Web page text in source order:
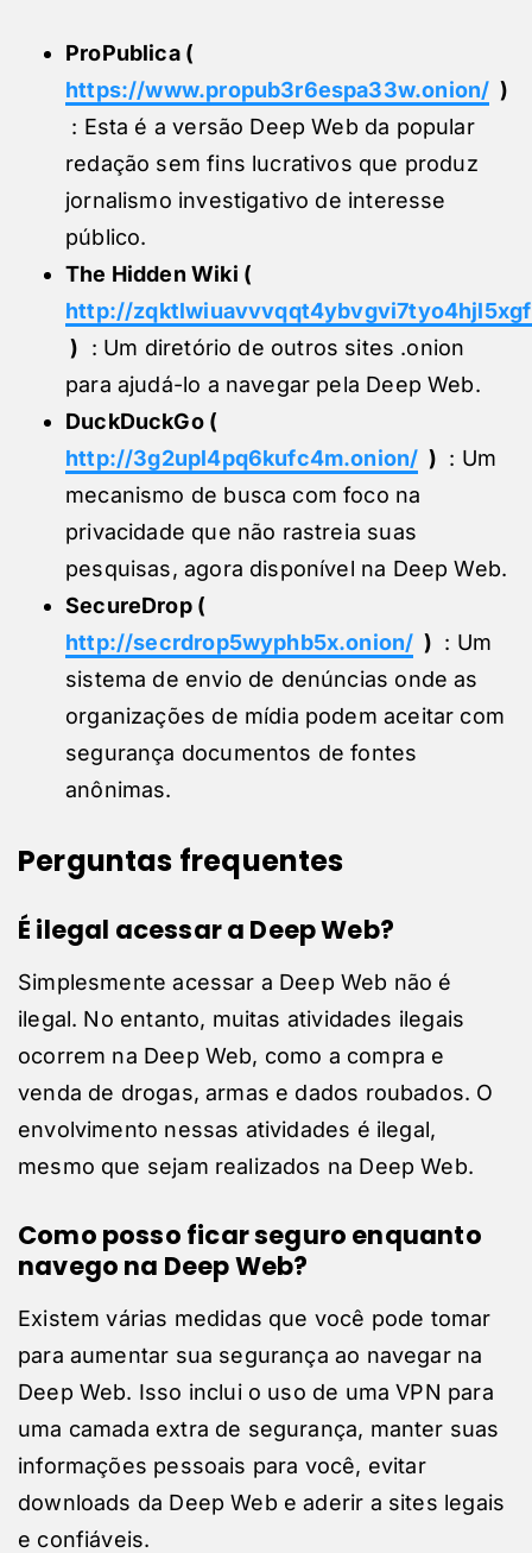
ProPublica (
https://www.propub3r6espa33w.onion/ )
: Esta é a versão Deep Web da popular
redação sem fins lucrativos que produz
jornalismo investigativo de interesse
público.
The Hidden Wiki (
http://
) : Um diretório de outros sites .onion
para ajudá-lo a navegar pela Deep Web.
DuckDuckGo (
http://3g2upl4pq6kufc4m.onion/ ) : Um
mecanismo de busca com foco na
privacidade que não rastreia suas
pesquisas, agora disponível na Deep Web.
SecureDrop (
http://secrdrop5wyphb5x.onion/ ) : Um
sistema de envio de denúncias onde as
organizações de mídia podem aceitar com
segurança documentos de fontes
anônimas.
Perguntas frequentes
É ilegal acessar a Deep Web?
Simplesmente acessar a Deep Web não é
ilegal. No entanto, muitas atividades ilegais
ocorrem na Deep Web, como a compra e
venda de drogas, armas e dados roubados. O
envolvimento nessas atividades é ilegal,
mesmo que sejam realizados na Deep Web.
Como posso ficar seguro enquanto
navego na Deep Web?
Existem várias medidas que você pode tomar
para aumentar sua segurança ao navegar na
Deep Web. Isso inclui o uso de uma VPN para
uma camada extra de segurança, manter suas
informações pessoais para você, evitar
downloads da Deep Web e aderir a sites legais
e confiáveis.